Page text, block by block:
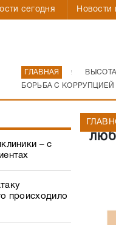
сегодня Новости
ГЛАВНАЯ
БОРЬБА С КОРРУПЦИЕЙ
– с
происходило